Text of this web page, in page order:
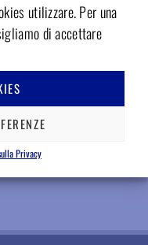
utilizzare. Per una
di accettare
Privacy
– femmina, per TX Falko,
INFO
Aggiungere ai preferiti